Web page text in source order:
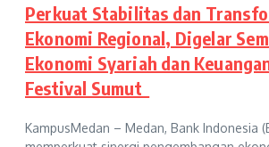
Perkuat Stabilitas dan
Ekonomi Regional, Digelar
Ekonomi Syariah dan
Festival Sumut
KampusMedan – Medan, Bank Indonesia